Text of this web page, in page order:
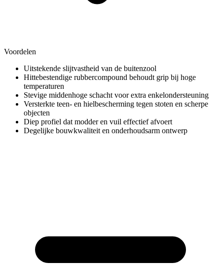
Voordelen
Uitstekende slijtvastheid van de buitenzool
Hittebestendige rubbercompound behoudt grip bij hoge
temperaturen
Stevige middenhoge schacht voor extra enkelondersteuning
Versterkte teen- en hielbescherming tegen stoten en scherpe
objecten
Diep profiel dat modder en vuil effectief afvoert
Degelijke bouwkwaliteit en onderhoudsarm ontwerp